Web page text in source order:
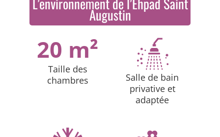
Augustin
20 m²
Taille des
chambres
Salle de bain
privative et
adaptée